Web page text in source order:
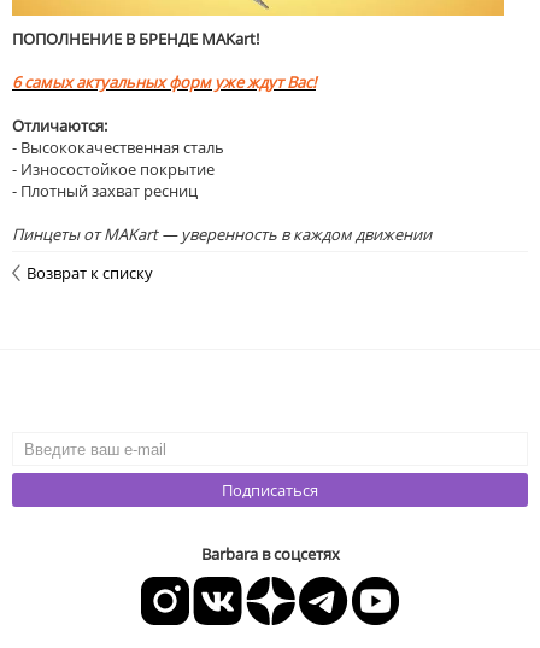
ПОПОЛНЕНИЕ В БРЕНДЕ MAKart!
6 самых актуальных форм уже ждут Вас!
Отличаются:
- Высококачественная сталь
- Износостойкое покрытие
- Плотный захват ресниц
Пинцеты от MAKart — уверенность в каждом движении
Возврат к списку
Подписаться
Barbara в соцсетях